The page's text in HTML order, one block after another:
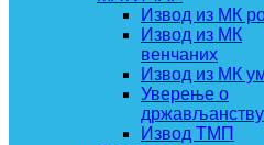
Извод из МК
Извод из МК
венчаних
Извод из МК
Уверење о
држављанству
Извод ТМП